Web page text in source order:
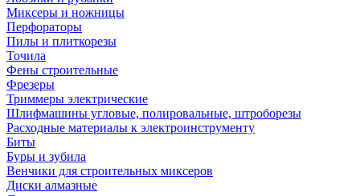
Миксеры и ножницы
Перфораторы
Пилы и плиткорезы
Точила
Фены строительные
Фрезеры
Триммеры электрические
Шлифмашины угловые, полировальные, штроборезы
Расходные материалы к электроинструменту
Биты
Буры и зубила
Венчики для строительных миксеров
Диски алмазные